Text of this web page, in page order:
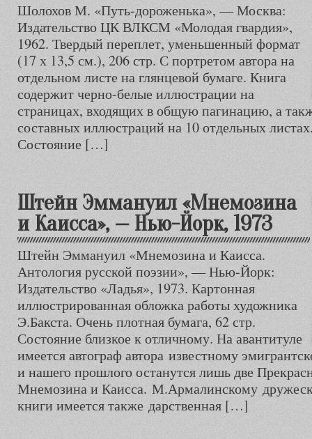
Шолохов М. «Путь-дороженька», — Москва:
Издательство ЦК ВЛКСМ «Молодая гвардия»,
1962. Твердый переплет, уменьшенный формат
(17 х 13,5 см.), 206 стр. С портретом автора на
отдельном листе на глянцевой бумаге. Книга
содержит черно-белые иллюстрации на
страницах, входящих в общую пагинацию, а
составных иллюстраций на 10 отдельных
Состояние […]
Штейн Эммануил «Мнемозина
и Каисса», — Нью-Йорк, 1973
Штейн Эммануил «Мнемозина и Каисса.
Антология русской поэзии», — Нью-Йорк:
Издательство «Ладья», 1973. Картонная
иллюстрированная обложка работы художника
Э.Бакста. Очень плотная бумага, 62 стр.
Состояние близкое к отличному. На авантитуле
имеется автограф автора известному
и нашего прошлого останутся лишь две
Мнемозина и Каисса. М.Армалинскому
книги имеется также дарственная […]